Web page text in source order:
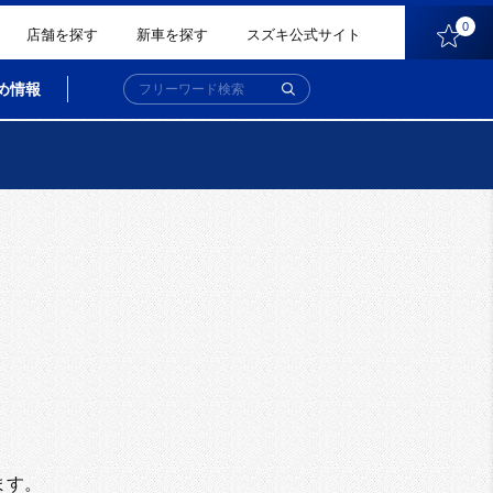
店舗を探す 新車を探す スズキ公式サイト 0
情報
す。